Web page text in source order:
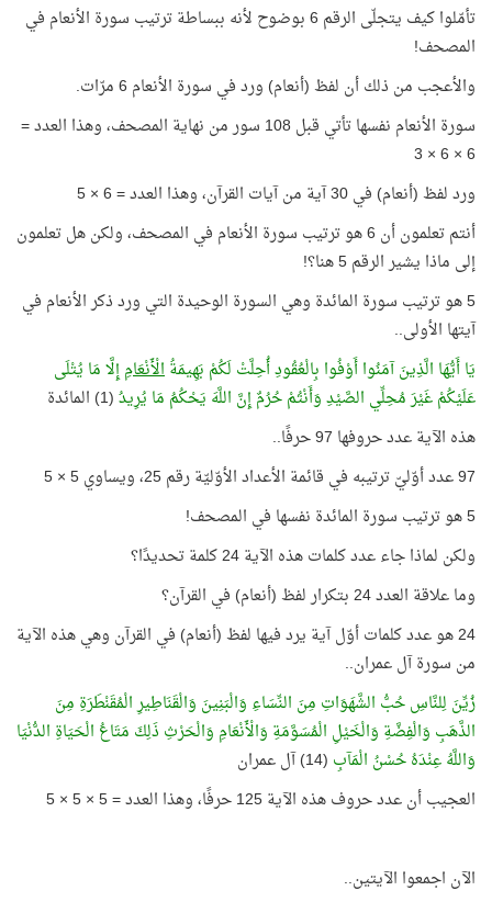
تأمّلوا كيف يتجلّى الرقم 6 بوضوح لأنه ببساطة ترتيب سورة الأنعام في
المصحف!
والأعجب من ذلك أن لفظ (أنعام) ورد في سورة الأنعام 6 مرّات.
سورة الأنعام نفسها تأتي قبل 108 سور من نهاية المصحف، وهذا العدد =
6 × 6 × 3
ورد لفظ (أنعام) في 30 آية من آيات القرآن، وهذا العدد = 6 × 5
أنتم تعلمون أن 6 هو ترتيب سورة الأنعام في المصحف، ولكن هل تعلمون
إلى ماذا يشير الرقم 5 هنا؟!
5 هو ترتيب سورة المائدة وهي السورة الوحيدة التي ورد ذكر الأنعام في
آيتها الأولى..
يَا أَيُّهَا الَّذِينَ آمَنُوا أَوْفُوا بِالْعُقُودِ أُحِلَّتْ لَكُمْ بَهِيمَةُالْأَنْعَامِإِلَّا مَا يُتْلَى
عَلَيْكُمْ غَيْرَ مُحِلِّي الصَّيْدِ وَأَنْتُمْ حُرُمٌ إِنَّ اللَّهَ يَحْكُمُ مَا يُرِيدُ(1) المائدة
هذه الآية عدد حروفها 97 حرفًا..
97 عدد أوّليّ ترتيبه في قائمة الأعداد الأوّليّة رقم 25، ويساوي 5 × 5
5 هو ترتيب سورة المائدة نفسها في المصحف!
ولكن لماذا جاء عدد كلمات هذه الآية 24 كلمة تحديدًا؟
وما علاقة العدد 24 بتكرار لفظ (أنعام) في القرآن؟
24 هو عدد كلمات أوّل آية يرد فيها لفظ (أنعام) في القرآن وهي هذه الآية
من سورة آل عمران..
زُيِّنَ لِلنَّاسِ حُبُّ الشَّهَوَاتِ مِنَ النِّسَاءِ وَالْبَنِينَ وَالْقَنَاطِيرِ الْمُقَنْطَرَةِ مِنَ
الذَّهَبِ وَالْفِضَّةِ وَالْخَيْلِ الْمُسَوَّمَةِ وَالْأَنْعَامِ وَالْحَرْثِ ذَلِكَ مَتَاعُ الْحَيَاةِ الدُّنْيَا
وَاللَّهُ عِنْدَهُ حُسْنُ الْمَآبِ (14) آل عمران
العجيب أن عدد حروف هذه الآية 125 حرفًا، وهذا العدد = 5 × 5 × 5
الآن اجمعوا الآيتين..